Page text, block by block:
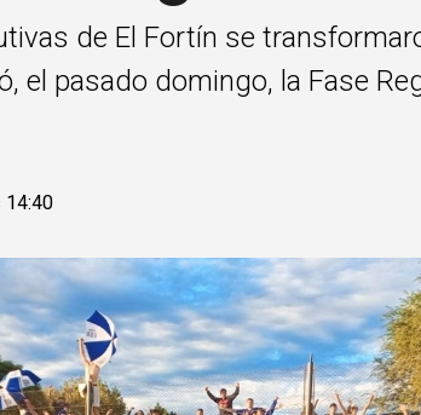
de El Fortín se
el pasado domingo, la Fase
14:40